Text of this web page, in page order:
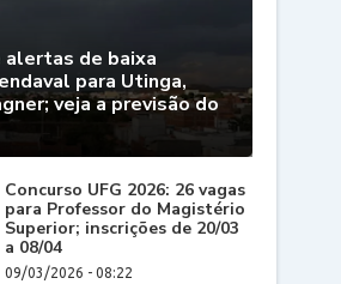
de baixa
para Utinga,
veja a previsão do
Concurso UFG 2026: 26 vagas
para Professor do Magistério
Superior; inscrições de 20/03
a 08/04
09/03/2026 - 08:22